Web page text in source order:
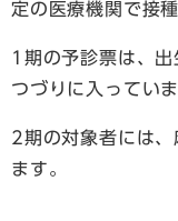
定の医療機関で接
1期の予診票は、
つづりに入っていま
2期の対象者には、
ます。